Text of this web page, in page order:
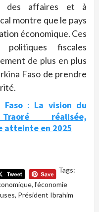
des affaires et à
montre que le pays
économique. Ces
fiscales
de plus en plus
Faso de prendre
Faso : La vision du
réalisée,
atteinte en 2025
Tags:
, l'économie
, Président Ibrahim